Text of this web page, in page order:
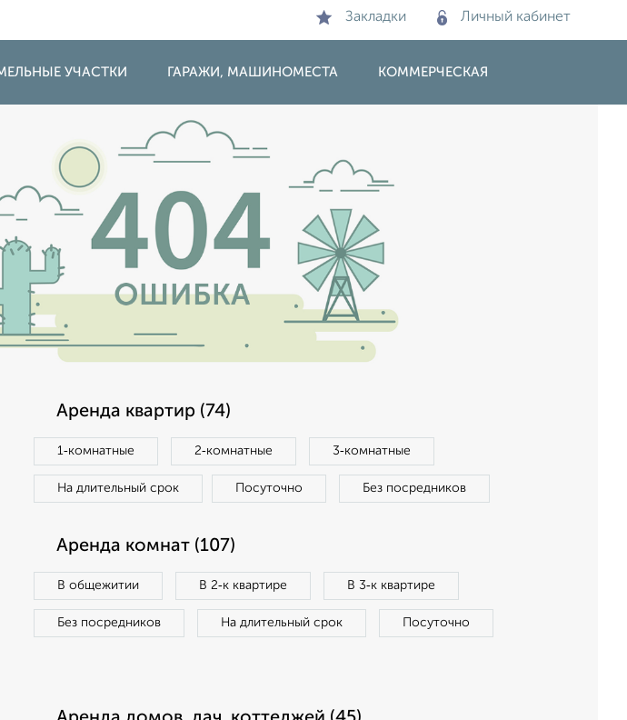
Закладки Личный кабинет
УЧАСТКИ ГАРАЖИ, МАШИНОМЕСТА КОММЕРЧЕСКАЯ
Аренда квартир (74)
1‑комнатные 2‑комнатные 3‑комнатные
На длительный срок Посуточно Без посредников
Аренда комнат (107)
В общежитии В 2‑к квартире В 3‑к квартире
Без посредников На длительный срок Посуточно